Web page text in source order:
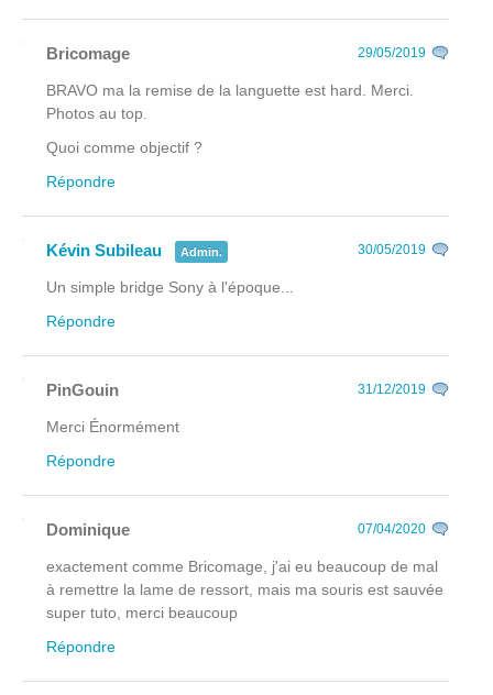
Bricomage 29/05/2019
BRAVO ma la remise de la languette est hard. Merci.
Photos au top.
Quoi comme objectif ?
Répondre
Kévin Subileau Admin. 30/05/2019
Un simple bridge Sony à l'époque...
Répondre
PinGouin 31/12/2019
Merci Énormément
Répondre
Dominique 07/04/2020
exactement comme Bricomage, j'ai eu beaucoup de mal
à remettre la lame de ressort, mais ma souris est sauvée
super tuto, merci beaucoup
Répondre